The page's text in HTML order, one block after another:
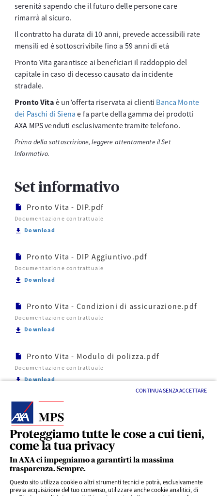
Proteggiamo tutte le cose a cui tieni,
come la tua privacy
In AXA ci impegniamo a garantirti la massima
trasparenza. Sempre.
Questo sito utilizza cookie o altri strumenti tecnici e potrà, esclusivamente
previa acquisizione del tuo consenso, utilizzare anche cookie analitici, di
CONTINUA SENZA ACCETTARE
serenità sapendo che il futuro delle persone care
rimarrà al sicuro.
Il contratto ha durata di 10 anni, prevede accessibili rate
mensili ed è sottoscrivibile fino a 59 anni di età
Pronto Vita garantisce ai beneficiari il raddoppio del
capitale in caso di decesso causato da incidente
stradale.
Pronto Vita è un’offerta riservata ai clienti Banca Monte
dei Paschi di Siena e fa parte della gamma dei prodotti
AXA MPS venduti esclusivamente tramite telefono.
Prima della sottoscrizione, leggere attentamente il Set
Informativo.
Set informativo
Pronto Vita - DIP.pdf
Documentazione contrattuale
Download
Pronto Vita - DIP Aggiuntivo.pdf
Documentazione contrattuale
Download
Pronto Vita - Condizioni di assicurazione.pdf
Documentazione contrattuale
Download
Pronto Vita - Modulo di polizza.pdf
Documentazione contrattuale
DownloadScarica Pronto Vita - Modulo di polizza.pdf
LINK UTILI
SERVIZI AL CLIENTE